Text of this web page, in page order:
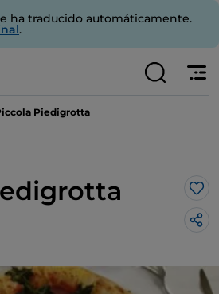
ha traducido automáticamente.
.
Piedigrotta
Me